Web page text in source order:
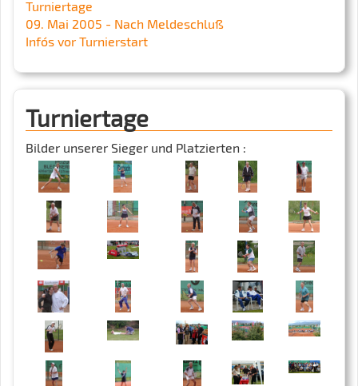
Turniertage
09. Mai 2005 - Nach Meldeschluß
Info´s vor Turnierstart
Turniertage
Bilder unserer Sieger und Platzierten :